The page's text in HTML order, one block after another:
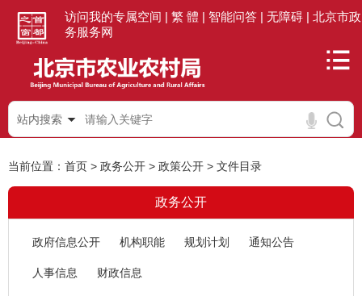
访问我的专属空间 | 繁 體 | 智能问答 | 无障碍 | 北京市政
务服务网
站内搜索
当前位置： 首页 > 政务公开 > 政策公开 > 文件目录
政务公开
政府信息公开 机构职能 规划计划 通知公告
人事信息 财政信息